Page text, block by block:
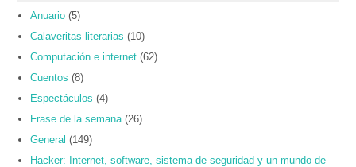
Anuario (5)
Calaveritas literarias (10)
Computación e internet (62)
Cuentos (8)
Espectáculos (4)
Frase de la semana (26)
General (149)
Hacker: Internet, software, sistema de seguridad y un mundo de